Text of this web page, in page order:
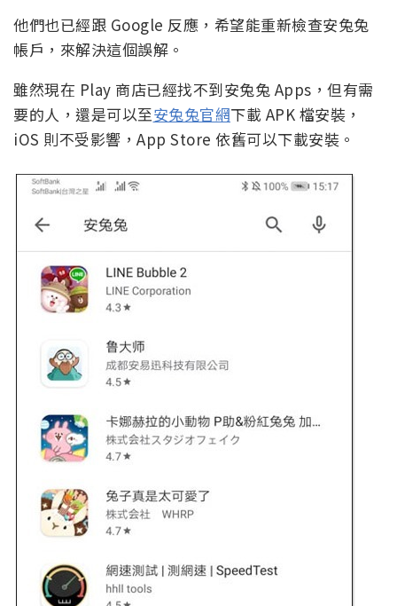
他們也已經跟 Google 反應，希望能重新檢查安兔兔
帳戶，來解決這個誤解。
雖然現在 Play 商店已經找不到安兔兔 Apps，但有需
要的人，還是可以至安兔兔官網下載 APK 檔安裝，
iOS 則不受影響，App Store 依舊可以下載安裝。